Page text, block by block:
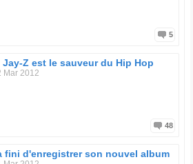
5
Jay-Z est le sauveur du Hip Hop
Mar 2012
48
fini d'enregistrer son nouvel album